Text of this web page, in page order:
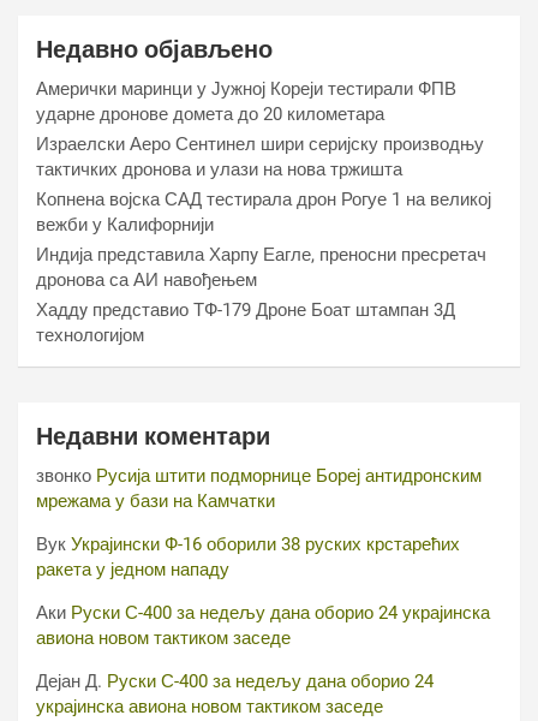
Недавно објављено
Амерички маринци у Јужној Кореји тестирали ФПВ
ударне дронове домета до 20 километара
Израелски Аеро Сентинел шири серијску производњу
тактичких дронова и улази на нова тржишта
Копнена војска САД тестирала дрон Рогуе 1 на великој
вежби у Калифорнији
Индија представила Харпy Еагле, преносни пресретач
дронова са АИ навођењем
Хаддy представио ТФ-179 Дроне Боат штампан 3Д
технологијом
Недавни коментари
звонко Русија штити подморнице Бореј антидронским
мрежама у бази на Камчатки
Вук Украјински Ф-16 оборили 38 руских крстарећих
ракета у једном нападу
Аки Руски С-400 за недељу дана оборио 24 украјинска
авиона новом тактиком заседе
Дејан Д. Руски С-400 за недељу дана оборио 24
украјинска авиона новом тактиком заседе